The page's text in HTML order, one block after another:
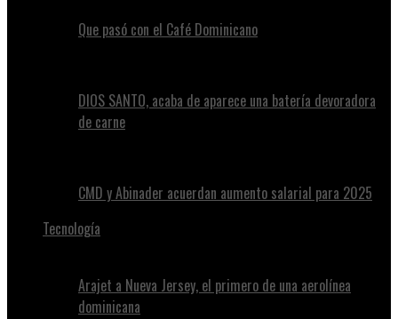
Que pasó con el Café Dominicano
DIOS SANTO, acaba de aparece una batería devoradora
de carne
CMD y Abinader acuerdan aumento salarial para 2025
Tecnología
Arajet a Nueva Jersey, el primero de una aerolínea
dominicana